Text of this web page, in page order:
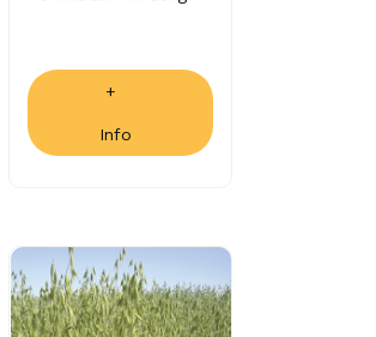
+
Info